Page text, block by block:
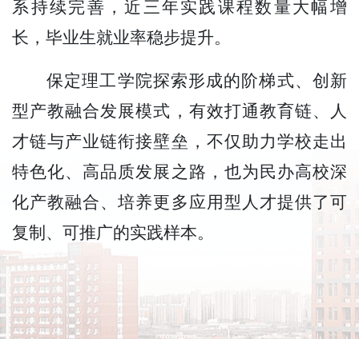
系持续完善，近三年实践课程数量大幅增
长，毕业生就业率稳步提升。
保定理工学院探索形成的阶梯式、创新
型产教融合发展模式，有效打通教育链、人
才链与产业链衔接壁垒，不仅助力学校走出
特色化、高品质发展之路，也为民办高校深
化产教融合、培养更多应用型人才提供了可
复制、可推广的实践样本。